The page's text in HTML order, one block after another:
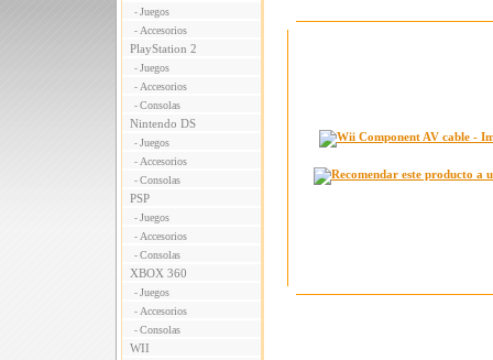
- Juegos
- Accesorios
PlayStation 2
- Juegos
- Accesorios
- Consolas
Nintendo DS
- Juegos
- Accesorios
- Consolas
PSP
- Juegos
- Accesorios
- Consolas
XBOX 360
- Juegos
- Accesorios
- Consolas
WII